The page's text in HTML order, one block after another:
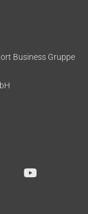
Business Gruppe